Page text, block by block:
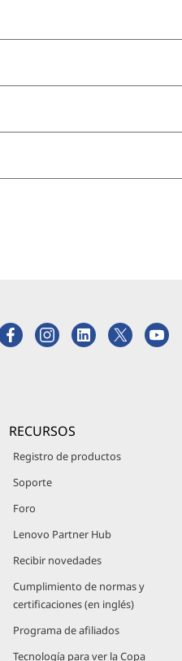
RECURSOS
Registro de productos
Soporte
Foro
Lenovo Partner Hub
Recibir novedades
Cumplimiento de normas y
certificaciones (en inglés)
Programa de afiliados
Tecnología para ver la Copa